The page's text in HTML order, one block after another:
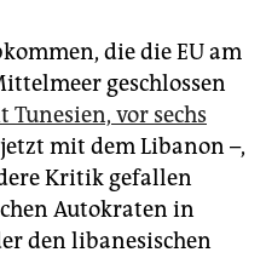
die die EU am
geschlossen
Tunesien, vor sechs
mit dem Libanon –,
Kritik gefallen
Autokraten in
den libanesischen